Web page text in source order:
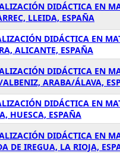
DIDÁCTICA EN
LLEIDA, ESPAÑA
DIDÁCTICA EN
ALICANTE, ESPAÑA
DIDÁCTICA EN
ARABA/ÁLAVA,
DIDÁCTICA EN
HUESCA, ESPAÑA
DIDÁCTICA EN
DE IREGUA, LA RIOJA,